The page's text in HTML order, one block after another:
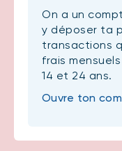
On a un
y déposer ta
transactions
frais
14 et 24 ans.
Ouvre ton